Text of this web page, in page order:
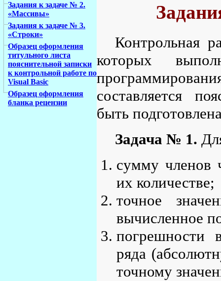
Задания к задаче № 2.
«Массивы»
Задания к задаче № 3.
«Строки»
Образец оформления
титульного листа
пояснительной записки
к контрольной работе по
Visual Basic
Образец оформления
бланка рецензии
Контрольная
которых
составляется
быть
Задача № 1.
сумму членов
их количестве;
точное
вычисленное
погрешности
ряда
точному